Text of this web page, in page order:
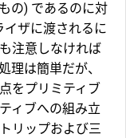
の) であるのに対
ザに渡されるに
注意しなければ
理は簡単だが、
をプリミティブ
ィブへの組み立
リップおよび三